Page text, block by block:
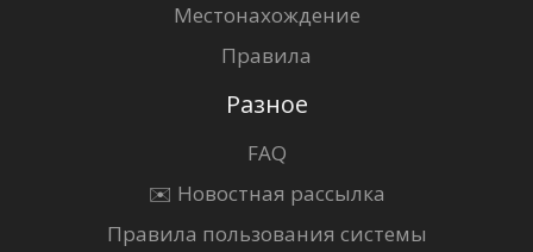
Местонахождение
Правила
Разное
FAQ
✉️ Новостная рассылка
Правила пользования системы